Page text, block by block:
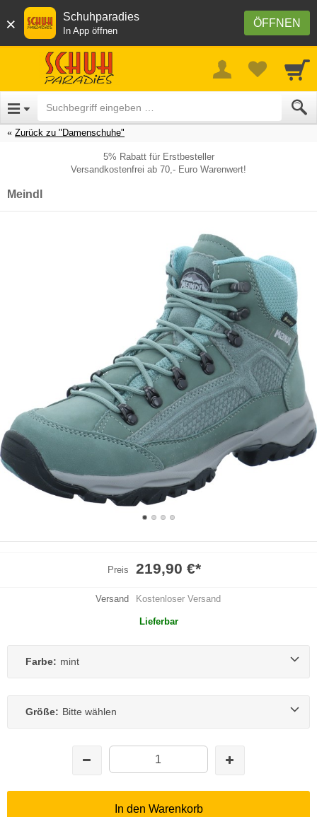
× ÖFFNEN
Schuhparadies
In App öffnen
Zurück zu "Damenschuhe"
5% Rabatt für Erstbesteller
Versandkostenfrei ab 70,- Euro Warenwert!
Meindl
Preis 219,90 €*
Versand Kostenloser Versand
Lieferbar
Farbe: mint
Größe: Bitte wählen
In den Warenkorb